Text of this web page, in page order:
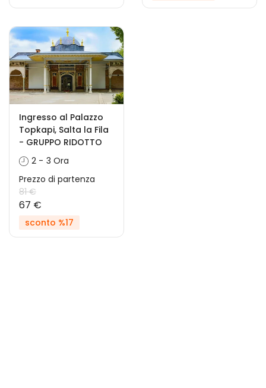
Ingresso al Palazzo
Topkapi, Salta la Fila
- GRUPPO RIDOTTO
2 - 3 Ora
Prezzo di partenza
81 €
67 €
sconto %17